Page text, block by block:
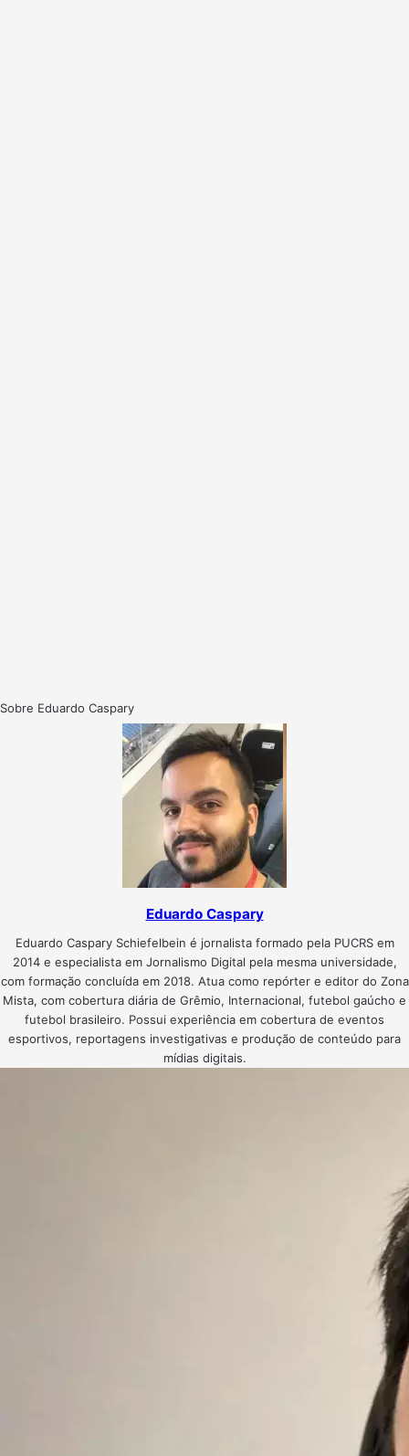
Sobre Eduardo Caspary
Eduardo Caspary
Eduardo Caspary Schiefelbein é jornalista formado pela PUCRS em
2014 e especialista em Jornalismo Digital pela mesma universidade,
com formação concluída em 2018. Atua como repórter e editor do Zona
Mista, com cobertura diária de Grêmio, Internacional, futebol gaúcho e
futebol brasileiro. Possui experiência em cobertura de eventos
esportivos, reportagens investigativas e produção de conteúdo para
mídias digitais.